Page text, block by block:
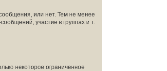
или нет. Тем не менее
участие в группах и т.
некоторое ограниченное